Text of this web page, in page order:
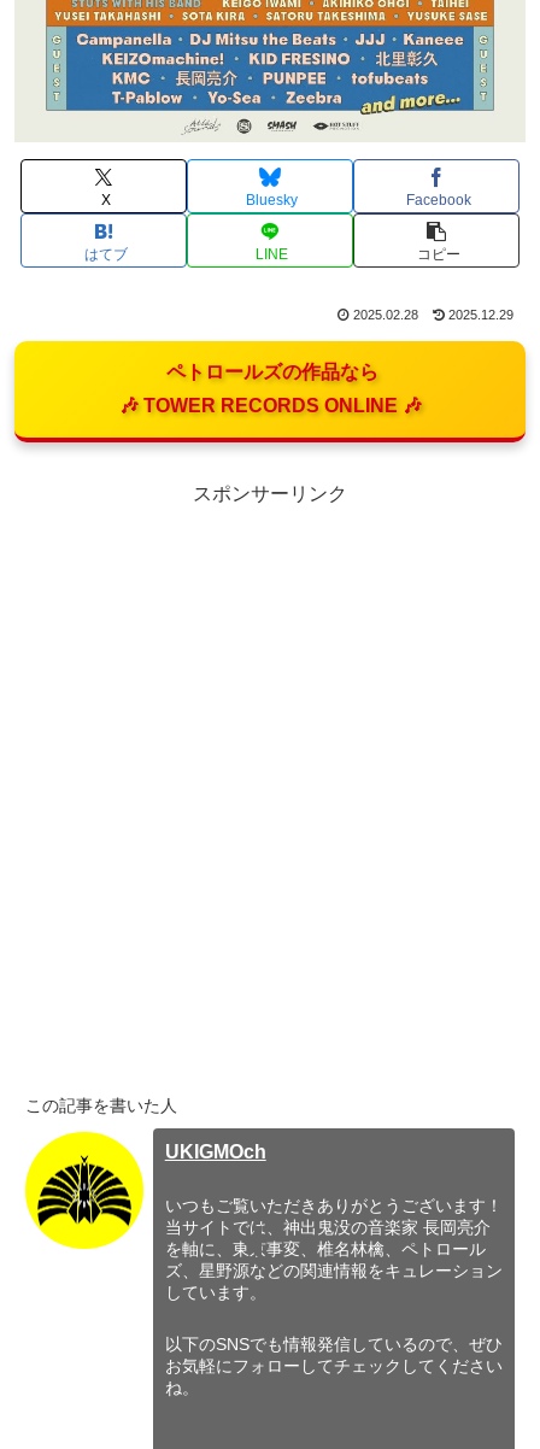
X Bluesky Facebook
はてブ LINE コピー
2025.02.28 2025.12.29
ペトロールズの作品なら
🎶 TOWER RECORDS ONLINE 🎶
スポンサーリンク
この記事を書いた人
UKIGMOch
いつもご覧いただきありがとうございます！
当サイトでは、神出鬼没の音楽家 長岡亮介
を軸に、東京事変、椎名林檎、ペトロール
ズ、星野源などの関連情報をキュレーション
しています。
以下のSNSでも情報発信しているので、ぜひ
お気軽にフォローしてチェックしてください
ね。